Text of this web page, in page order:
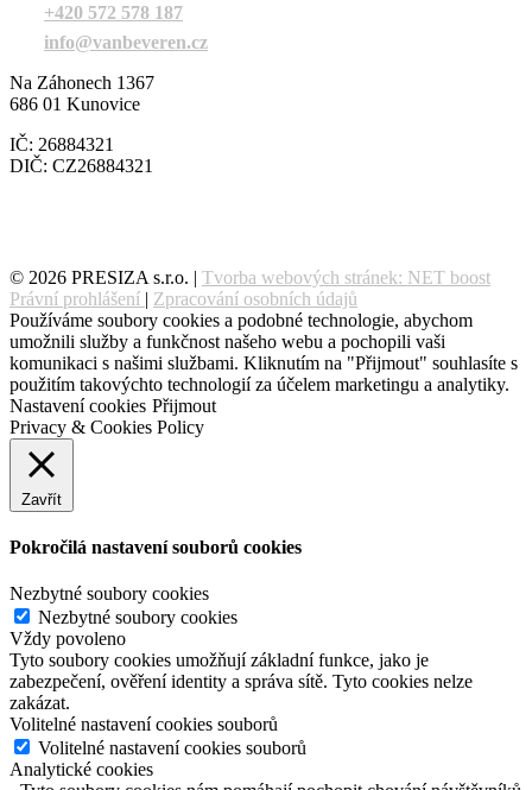
+420 572 578 187
info@vanbeveren.cz
Na Záhonech 1367
686 01 Kunovice
IČ: 26884321
DIČ: CZ26884321
© 2026 PRESIZA s.r.o. | Tvorba webových stránek: NET boost
Právní prohlášení | Zpracování osobních údajů
Používáme soubory cookies a podobné technologie, abychom
umožnili služby a funkčnost našeho webu a pochopili vaši
komunikaci s našimi službami. Kliknutím na "Přijmout" souhlasíte s
použitím takovýchto technologií za účelem marketingu a analytiky.
Nastavení cookies Přijmout
Privacy & Cookies Policy
Zavřít
Pokročilá nastavení souborů cookies
Nezbytné soubory cookies
Nezbytné soubory cookies
Vždy povoleno
Tyto soubory cookies umožňují základní funkce, jako je
zabezpečení, ověření identity a správa sítě. Tyto cookies nelze
zakázat.
Volitelné nastavení cookies souborů
Volitelné nastavení cookies souborů
Analytické cookies